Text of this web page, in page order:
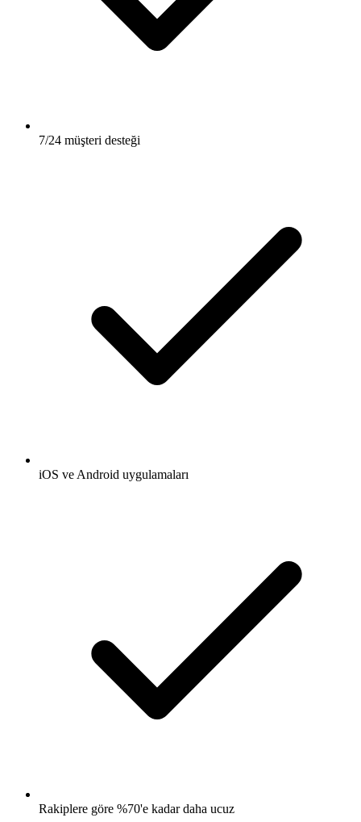
7/24 müşteri desteği
iOS ve Android uygulamaları
Rakiplere göre %70'e kadar daha ucuz